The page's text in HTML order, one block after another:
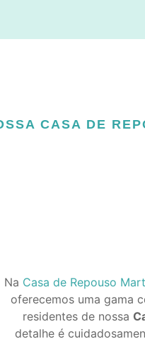
CASA DE
Na Casa de Repouso
oferecemos uma gama
residentes de nossa
detalhe é